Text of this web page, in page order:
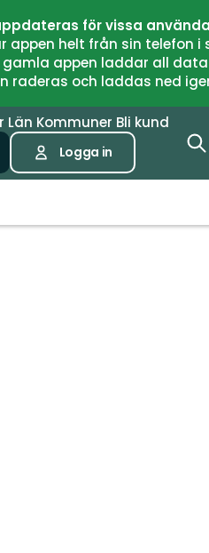
för vissa
helt från sin telefon
gamla appen laddar all
raderas och laddas ned
Län Kommuner Bli kund
Logga in